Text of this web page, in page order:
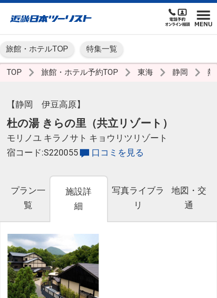
旅館・ホテルTOP 特集一覧
TOP 旅館・ホテル予約TOP 東海 静岡
【静岡 伊豆高原】
杜の湯 きらの里（共立リゾート）
モリノユ キラノサト キョウリツリゾート
宿コード:S220055
口コミを見る
プラン一
覧
施設詳
細
写真ライブラ
リ
地図・交
通